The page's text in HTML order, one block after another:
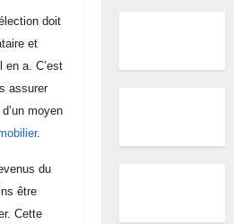
doit
et
en a. C’est
assurer
moyen
.
du
être
Cette